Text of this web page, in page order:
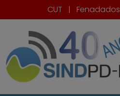
CUT | Fenadados